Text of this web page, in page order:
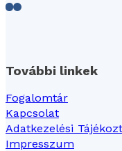
Follow us on
Follow us on
További linkek
Fogalomtár
Kapcsolat
Adatkezelési
Impresszum